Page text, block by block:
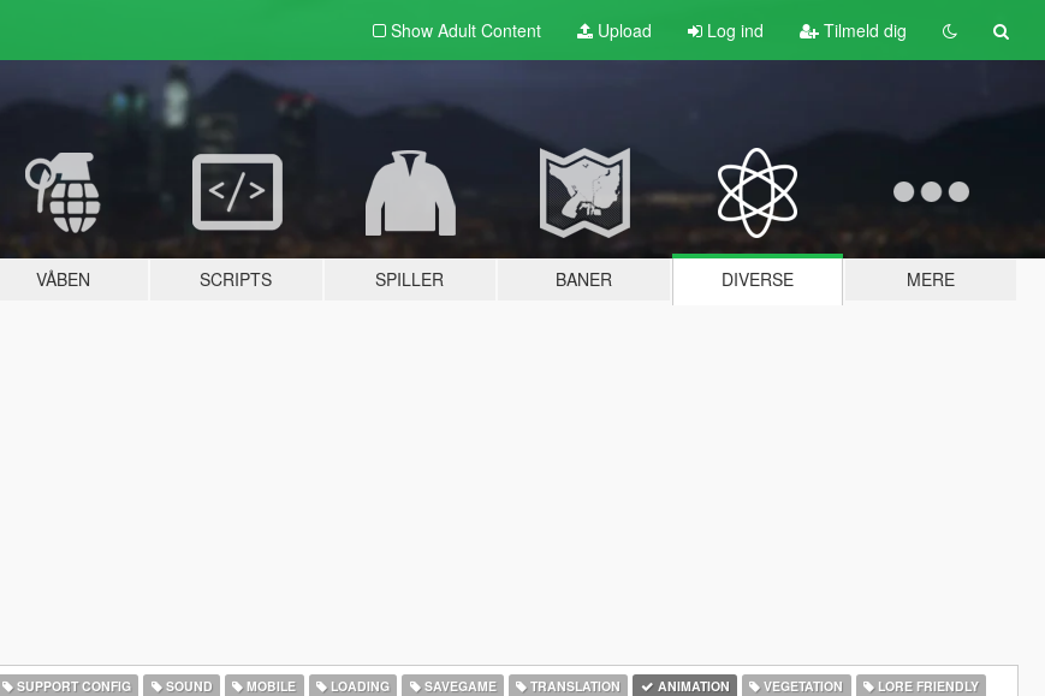
Show Adult Content Upload Log ind Tilmeld dig
VÅBEN SCRIPTS SPILLER BANER DIVERSE MERE
SUPPORT CONFIG SOUND MOBILE LOADING SAVEGAME TRANSLATION ANIMATION VEGETATION LORE FRIENDLY